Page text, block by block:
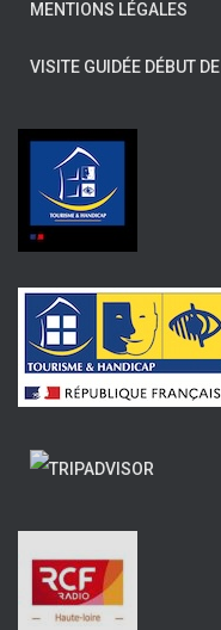
MENTIONS LÉGALES
VISITE GUIDÉE DÉBUT